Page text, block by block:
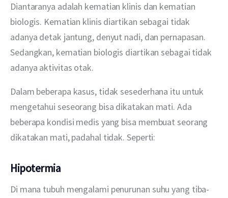
Diantaranya adalah kematian klinis dan kematian
biologis. Kematian klinis diartikan sebagai tidak
adanya detak jantung, denyut nadi, dan pernapasan.
Sedangkan, kematian biologis diartikan sebagai tidak
adanya aktivitas otak.
Dalam beberapa kasus, tidak sesederhana itu untuk
mengetahui seseorang bisa dikatakan mati. Ada
beberapa kondisi medis yang bisa membuat seorang
dikatakan mati, padahal tidak. Seperti:
Hipotermia
Di mana tubuh mengalami penurunan suhu yang tiba-